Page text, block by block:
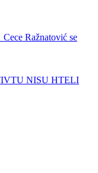
Ražnatović se
NISU HTELI